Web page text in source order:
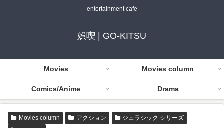
entertainment cafe
娯喫 | GO-KITSU
Movies Movies column
Comics/Anime Drama
Movies column アクション
ジュラシック シリーズ